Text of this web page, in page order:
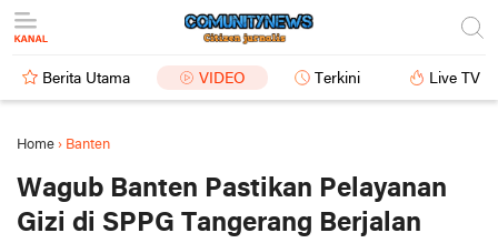
Berita Utama VIDEO Terkini Live TV
Home › Banten
Wagub Banten Pastikan Pelayanan
Gizi di SPPG Tangerang Berjalan